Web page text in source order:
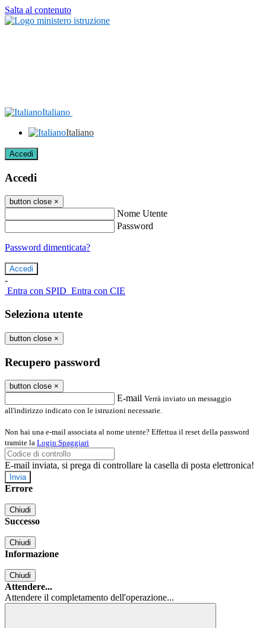
Salta al contenuto
Italiano
Italiano
Accedi
Accedi
button close ×
Nome Utente
Password
Password dimenticata?
-
Entra con SPID Entra con CIE
Seleziona utente
button close ×
Recupero password
button close ×
E-mail Verrà inviato un messaggio
all'indirizzo indicato con le istruzioni necessarie.
Non hai una e-mail associata al nome utente? Effettua il reset della password
tramite la Login Spaggiari
E-mail inviata, si prega di controllare la casella di posta elettronica!
Errore
Chiudi
Successo
Chiudi
Informazione
Chiudi
Attendere...
Attendere il completamento dell'operazione...